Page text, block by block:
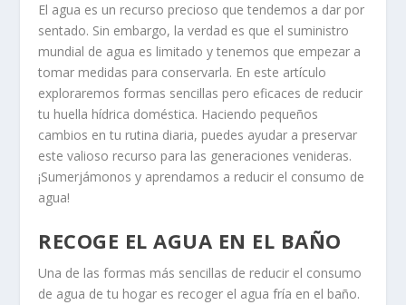
El agua es un recurso precioso que tendemos a dar por
sentado. Sin embargo, la verdad es que el suministro
mundial de agua es limitado y tenemos que empezar a
tomar medidas para conservarla. En este artículo
exploraremos formas sencillas pero eficaces de reducir
tu huella hídrica doméstica. Haciendo pequeños
cambios en tu rutina diaria, puedes ayudar a preservar
este valioso recurso para las generaciones venideras.
¡Sumerjámonos y aprendamos a reducir el consumo de
agua!
RECOGE EL AGUA EN EL BAÑO
Una de las formas más sencillas de reducir el consumo
de agua de tu hogar es recoger el agua fría en el baño.